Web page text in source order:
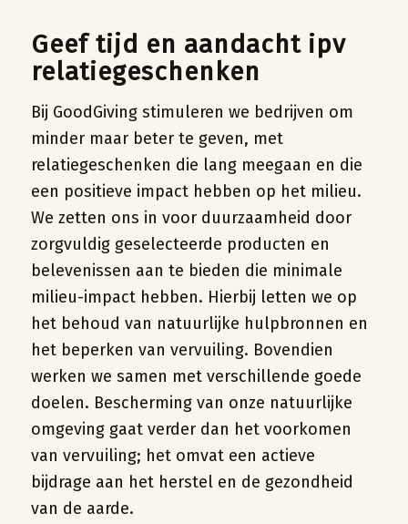
Geef tijd en aandacht ipv
relatiegeschenken
Bij GoodGiving stimuleren we bedrijven om
minder maar beter te geven, met
relatiegeschenken die lang meegaan en die
een positieve impact hebben op het milieu.
We zetten ons in voor duurzaamheid door
zorgvuldig geselecteerde producten en
belevenissen aan te bieden die minimale
milieu-impact hebben. Hierbij letten we op
het behoud van natuurlijke hulpbronnen en
het beperken van vervuiling. Bovendien
werken we samen met verschillende goede
doelen. Bescherming van onze natuurlijke
omgeving gaat verder dan het voorkomen
van vervuiling; het omvat een actieve
bijdrage aan het herstel en de gezondheid
van de aarde.